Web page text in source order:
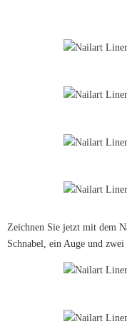
Zeichnen Sie jetzt mit dem
Schnabel, ein Auge und